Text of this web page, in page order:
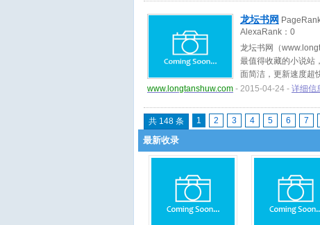
龙坛书网 PageRank
AlexaRank： 0
龙坛书网（
最值得收藏的小说站
面简洁，更新速度超
www.longtanshuw.com - 2015-04-24 - 详细信
共 148 条 1 2 3 4 5 6 7
最新收录